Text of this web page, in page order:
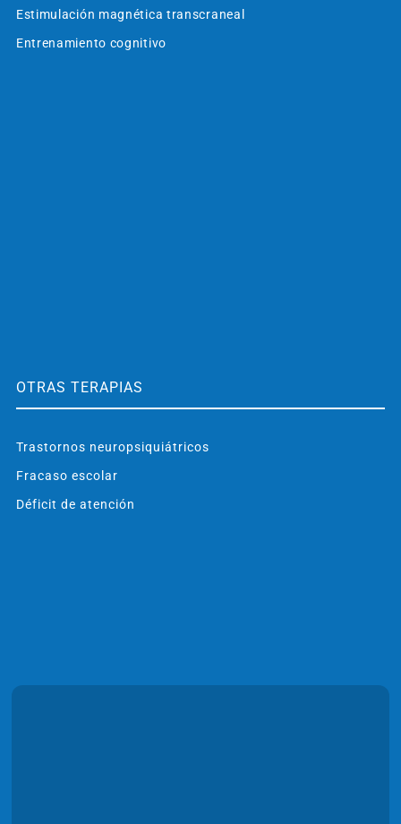
Estimulación magnética transcraneal
Entrenamiento cognitivo
OTRAS TERAPIAS
Trastornos neuropsiquiátricos
Fracaso escolar
Déficit de atención